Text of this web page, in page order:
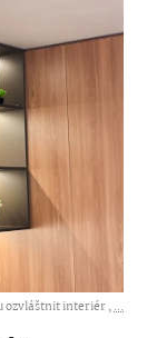
ozvláštnit interiér ,...